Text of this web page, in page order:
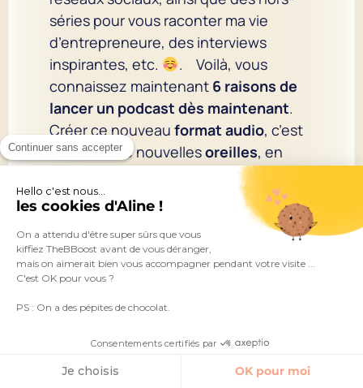
Continuer sans accepter
Hello c'est nous...
les cookies d'Aline !
On a attendu d'être super sûrs que vous
kiffiez TheBBoost avant de vous déranger,
mais on aimerait bien vous accompagner pendant votre visite ...
C'est OK pour vous ?
PS : On a des pépites de chocolat.
Consentements certifiés par
Je choisis OK pour moi
séries pour vous raconter ma vie
d’entrepreneure, des interviews
inspirantes, etc.
. Voilà, vous
connaissez maintenant 6 raisons de
lancer un podcast dès maintenant.
Créer ce nouveau format audio, c’est
atteindre de nouvellesoreilles, en
potentiels
clients! Vous aurez ensuite tout le
temps nécessaire pour
vous exprimer
auprès de vos futurs auditeurs, créer
du lien, fidéliserpuisaugmenter
votre taux de conversion
vous guider pas à pas, j’ai mis à
que j’ai acquises avec mon podcast à
4 millions d’écoutes
dans ma